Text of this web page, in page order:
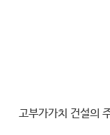
고부가가치 건설의